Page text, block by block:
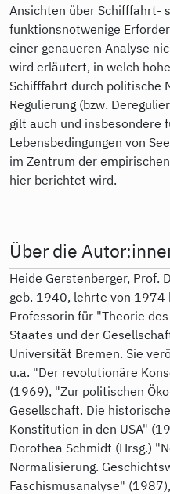
Ansichten über Schifffahrt-
funktionsnotwenige
einer genaueren Analyse
wird erläutert, in welch
Schifffahrt durch politische
Regulierung (bzw.
gilt auch und insbesondere
Lebensbedingungen von
im Zentrum der
hier berichtet wird.
Über die
Heide Gerstenberger, Prof.
geb. 1940, lehrte von 1974
Professorin für "Theorie
Staates und der
Universität Bremen. Sie
u.a. "Der revolutionäre
(1969), "Zur politischen
Gesellschaft. Die
Konstitution in den USA"
Dorothea Schmidt (Hrsg.)
Normalisierung.
Faschismusanalyse"